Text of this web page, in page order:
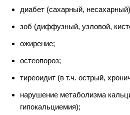
диабет (сахарный,
зоб (диффузный, узловой,
ожирение;
остеопороз;
тиреоидит (в т.ч. острый,
нарушение метаболизма
гипокальциемия);